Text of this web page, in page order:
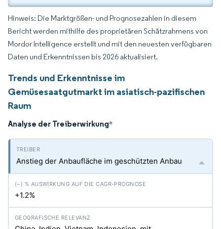
Hinweis: Die Marktgrößen- und Prognosezahlen in diesem
Bericht werden mithilfe des proprietären Schätzrahmens von
Mordor Intelligence erstellt und mit den neuesten verfügbaren
Daten und Erkenntnissen bis 2026 aktualisiert.
Trends und Erkenntnisse im
Gemüsesaatgutmarkt im asiatisch-pazifischen
Raum
Analyse der Treiberwirkung*
Anstieg der Anbaufläche im geschützten Anbau
+1.2%